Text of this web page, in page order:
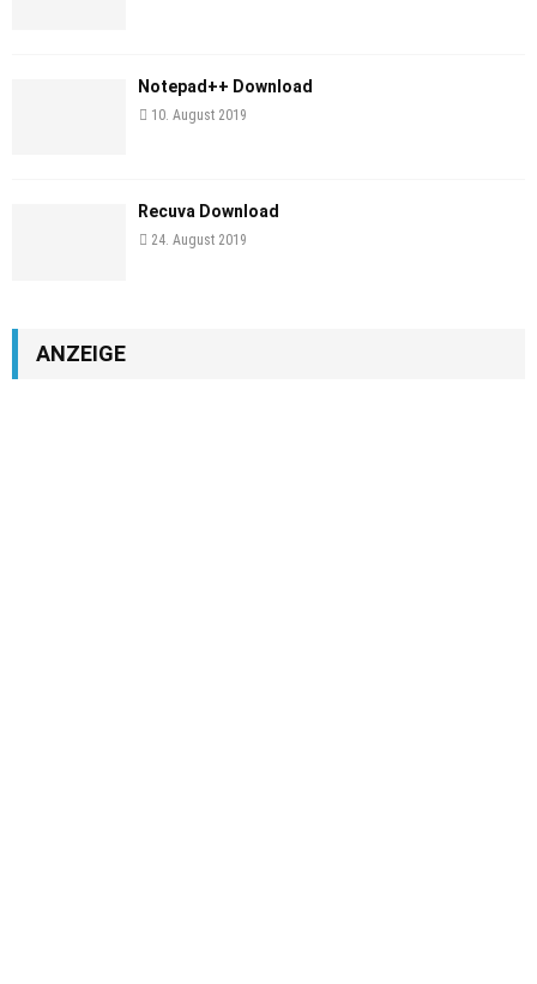
Notepad++ Download
10. August 2019
Recuva Download
24. August 2019
ANZEIGE